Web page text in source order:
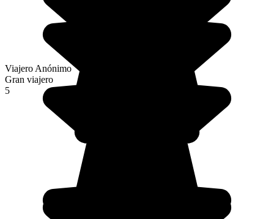
Viajero Anónimo
Gran viajero
5